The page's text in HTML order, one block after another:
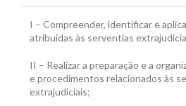
I – Compreender, identificar e
atribuídas às serventias
II – Realizar a preparação e a
e procedimentos relacionados às
extrajudiciais;